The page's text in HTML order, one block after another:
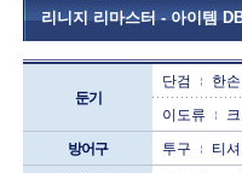
리니지 리마스터 - 아이템
둔기
단검 한
이도류
방어구
투구 티